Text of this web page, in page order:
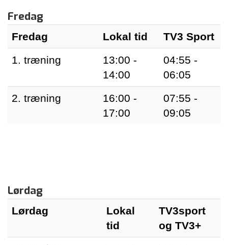
Fredag
Fredag Lokal tid
TV3 Sport
1. træning
13:00 -
14:00
04:55 -
06:05
2. træning
16:00 -
17:00
07:55 -
09:05
Lørdag
Lørdag
Lokal
tid
TV3sport
og TV3+